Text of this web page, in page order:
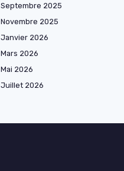
Septembre 2025
Novembre 2025
Janvier 2026
Mars 2026
Mai 2026
Juillet 2026